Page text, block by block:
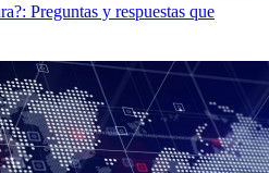
Preguntas y respuestas que